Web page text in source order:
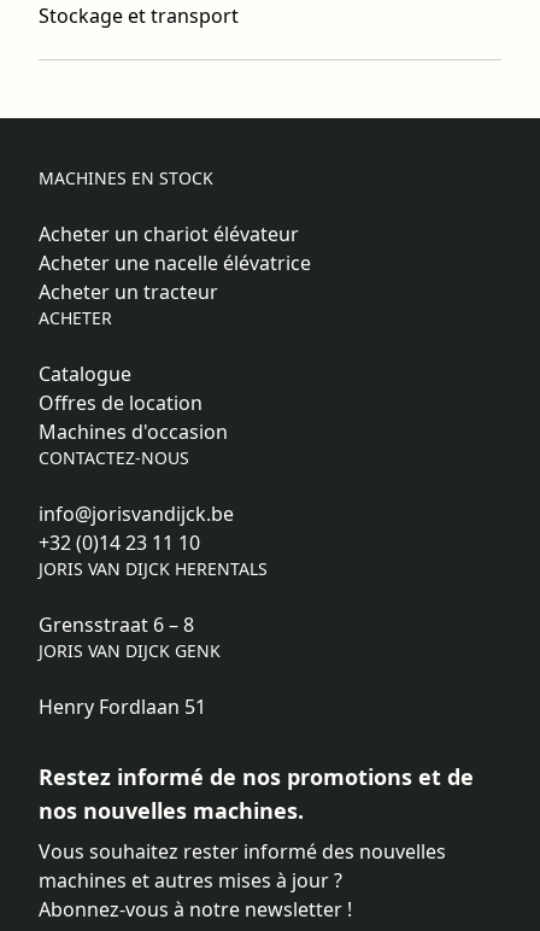
Stockage et transport
MACHINES EN STOCK
Acheter un chariot élévateur
Acheter une nacelle élévatrice
Acheter un tracteur
ACHETER
Catalogue
Offres de location
Machines d'occasion
CONTACTEZ-NOUS
info@jorisvandijck.be
+32 (0)14 23 11 10
JORIS VAN DIJCK HERENTALS
Grensstraat 6 – 8
JORIS VAN DIJCK GENK
Henry Fordlaan 51
Restez informé de nos promotions et de
nos nouvelles machines.
Vous souhaitez rester informé des nouvelles
machines et autres mises à jour ?
Abonnez-vous à notre newsletter !